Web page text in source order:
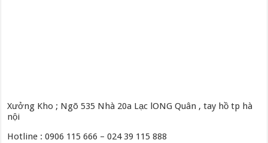
Xưởng Kho ; Ngõ 535 Nhà 20a Lạc lONG Quân , tay hồ tp hà
nội
Hotline : 0906 115 666 – 024 39 115 888